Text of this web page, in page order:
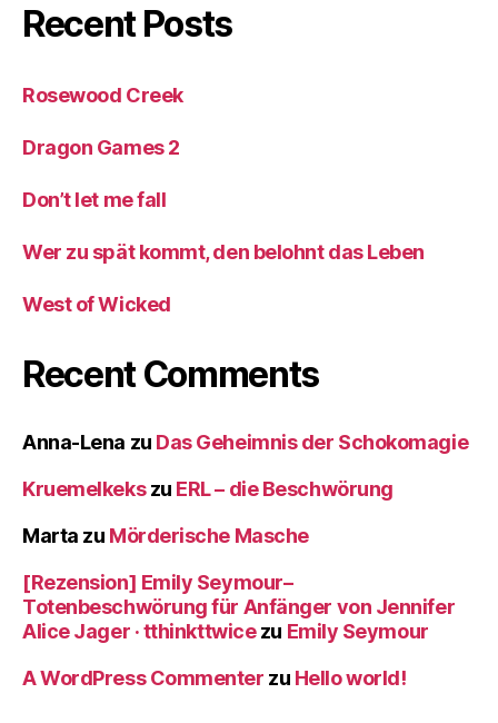
Recent Posts
Rosewood Creek
Dragon Games 2
Don’t let me fall
Wer zu spät kommt, den belohnt das Leben
West of Wicked
Recent Comments
Anna-Lena zu Das Geheimnis der Schokomagie
Kruemelkekszu ERL – die Beschwörung
Marta zu Mörderische Masche
[Rezension] Emily Seymour–
Totenbeschwörung für Anfänger von Jennifer
Alice Jager · tthinkttwicezu Emily Seymour
A WordPress Commenter zu Hello world!